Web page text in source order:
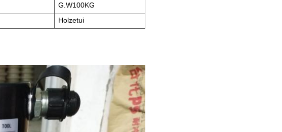
G.W100KG
Holzetui